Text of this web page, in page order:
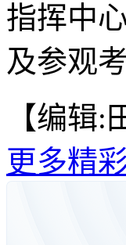
指挥中
及参观
【编辑:
更多精